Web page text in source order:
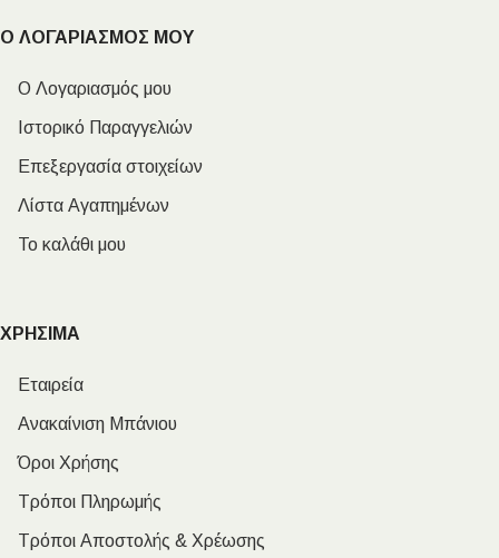
Ο ΛΟΓΑΡΙΑΣΜΟΣ ΜΟΥ
Ο Λογαριασμός μου
Ιστορικό Παραγγελιών
Επεξεργασία στοιχείων
Λίστα Αγαπημένων
Το καλάθι μου
ΧΡΗΣΙΜΑ
Εταιρεία
Ανακαίνιση Μπάνιου
Όροι Χρήσης
Τρόποι Πληρωμής
Τρόποι Αποστολής & Χρέωσης